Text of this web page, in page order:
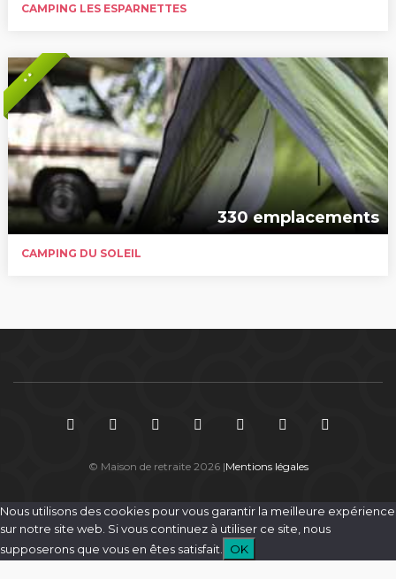
CAMPING LES ESPARNETTES
* *
330 emplacements
CAMPING DU SOLEIL
© Maison de retraite 2026 |Mentions légales
Nous utilisons des cookies pour vous garantir la meilleure expérience
sur notre site web. Si vous continuez à utiliser ce site, nous
supposerons que vous en êtes satisfait.
OK